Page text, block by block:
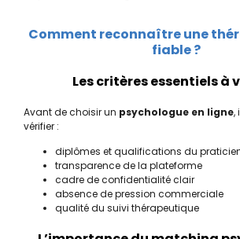
Comment reconnaître une
fiable ?
Les critères essentiels à
Avant de choisir un psychologue en ligne,
vérifier :
diplômes et qualifications du
transparence de la plateforme
cadre de confidentialité clair
absence de pression commerciale
qualité du suivi thérapeutique